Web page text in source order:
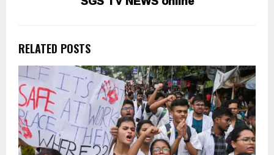
RELATED POSTS